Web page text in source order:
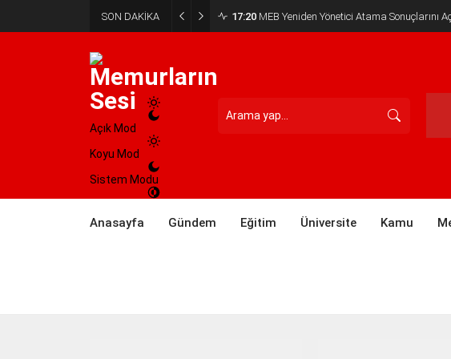
SON DAKİKA 17:20 MEB Yeniden Yönetici Atama Sonuçlarını
Açık Mod
Koyu Mod
Sistem Modu
Anasayfa Gündem Eğitim Üniversite Kamu